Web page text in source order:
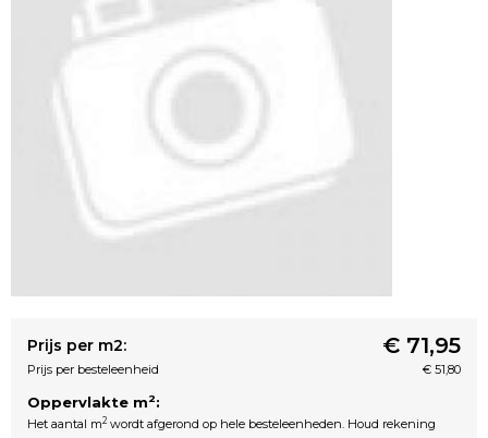
Prijs per m2: € 71,95
Prijs per besteleenheid € 51,80
Oppervlakte m2:
Het aantal m2 wordt afgerond op hele besteleenheden. Houd rekening